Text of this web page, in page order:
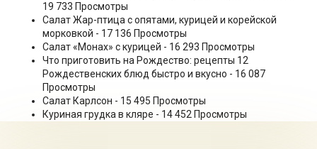
19 733 Просмотры
Салат Жар-птица с опятами, курицей и корейской
морковкой - 17 136 Просмотры
Салат «Монах» с курицей - 16 293 Просмотры
Что приготовить на Рождество: рецепты 12
Рождественских блюд быстро и вкусно - 16 087
Просмотры
Салат Карлсон - 15 495 Просмотры
Куриная грудка в кляре - 14 452 Просмотры